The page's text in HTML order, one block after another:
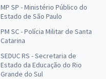
MP SP - Ministério Público do
Estado de São Paulo
PM SC - Polícia Militar de Santa
Catarina
SEDUC RS - Secretaria de
Estado da Educação do Rio
Grande do Sul